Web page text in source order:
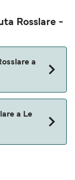
Rosslare -
a
rutas
a Le